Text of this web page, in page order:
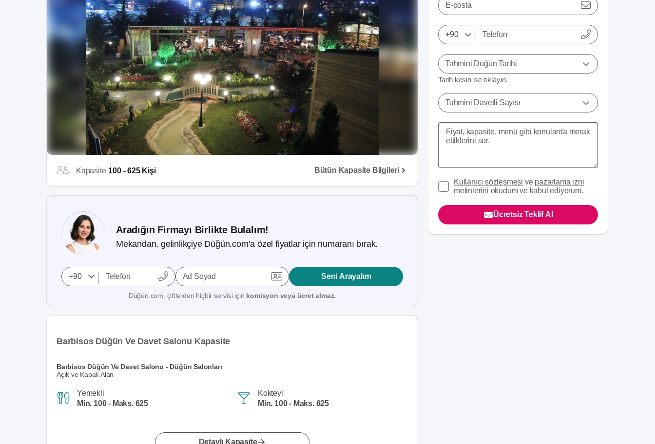
Kapasite 100 - 625 Kişi Bütün Kapasite Bilgileri
Aradığın Firmayı Birlikte Bulalım!
Mekandan, gelinlikçiye Düğün.com’a özel fiyatlar için numaranı bırak.
Ad Soyad Seni Arayalım
Düğün.com, çiftlerden hiçbir servisi için komisyon veya ücret almaz.
Barbisos Düğün Ve Davet Salonu Kapasite
Barbisos Düğün Ve Davet Salonu - Düğün Salonları
Açık ve Kapalı Alan
Yemekli
Min. 100 - Maks. 625
Kokteyl
Min. 100 - Maks. 625
Detaylı Kapasite
E-posta
Tahmini Düğün Tarihi
Tarih kesin ise tıklayın.
Tahmini Davetli Sayısı
Kullanıcı sözleşmesi ve pazarlama izni
metinlerini okudum ve kabul ediyorum.
Ücretsiz Teklif Al